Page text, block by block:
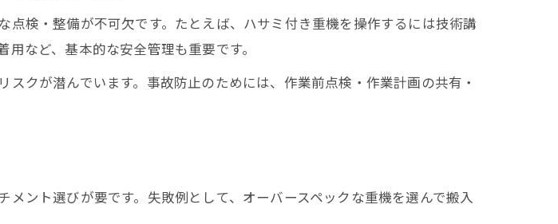
ンタルを活かす実践的手法
収益性を高める工夫とは
ミスを防ぐチェックポイント
ントの適合確認と実践方法
検・整備が不可欠です。たとえば、ハサミ付き重機を操作するには技術講
など、基本的な安全管理も重要です。
クが潜んでいます。事故防止のためには、作業前点検・作業計画の共有・
ント選びが要です。失敗例として、オーバースペックな重機を選んで搬入